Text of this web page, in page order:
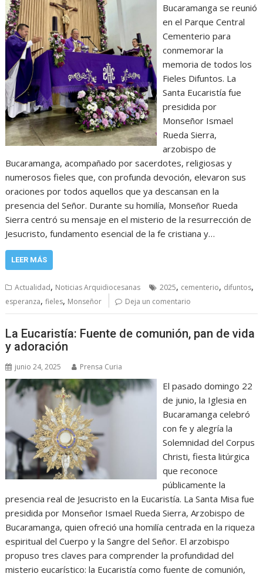
Bucaramanga se reunió
en el Parque Central
Cementerio para
conmemorar la
memoria de todos los
Fieles Difuntos. La
Santa Eucaristía fue
presidida por
Monseñor Ismael
Rueda Sierra,
arzobispo de
Bucaramanga, acompañado por sacerdotes, religiosas y
numerosos fieles que, con profunda devoción, elevaron sus
oraciones por todos aquellos que ya descansan en la
presencia del Señor. Durante su homilía, Monseñor Rueda
Sierra centró su mensaje en el misterio de la resurrección de
Jesucristo, fundamento esencial de la fe cristiana y…
LEER MÁS
Actualidad, Noticias Arquidiocesanas 2025, cementerio, difuntos,
esperanza,fieles, Monseñor Deja un comentario
La Eucaristía: Fuente de comunión, pan de vida
y adoración
junio 24, 2025 Prensa Curia
El pasado domingo 22
de junio, la Iglesia en
Bucaramanga celebró
con fe y alegría la
Solemnidad del Corpus
Christi, fiesta litúrgica
que reconoce
públicamente la
presencia real de Jesucristo en la Eucaristía. La Santa Misa fue
presidida por Monseñor Ismael Rueda Sierra, Arzobispo de
Bucaramanga, quien ofreció una homilía centrada en la riqueza
espiritual del Cuerpo y la Sangre del Señor. El arzobispo
propuso tres claves para comprender la profundidad del
misterio eucarístico: la Eucaristía como fuente de comunión,